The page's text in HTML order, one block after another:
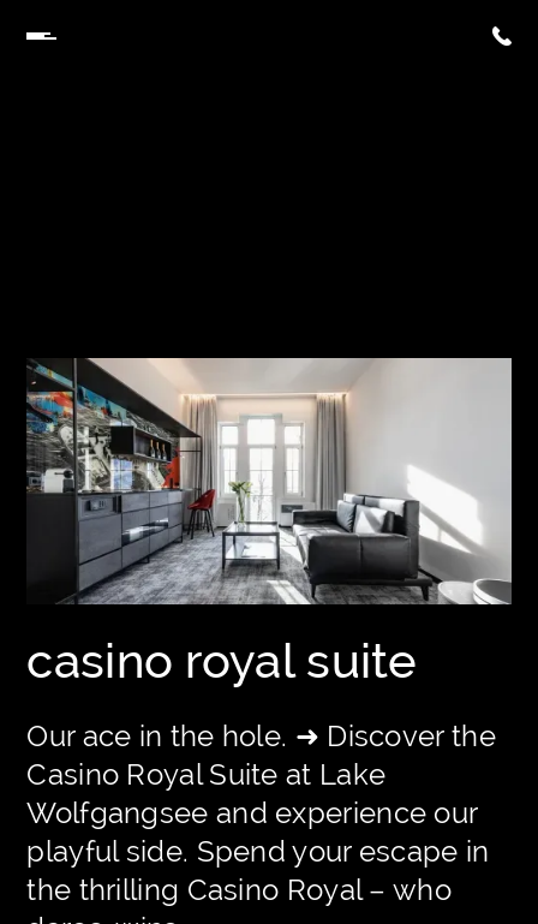
casino royal suite
Our ace in the hole. ➜ Discover the
Casino Royal Suite at Lake
Wolfgangsee and experience our
playful side. Spend your escape in
the thrilling Casino Royal – who